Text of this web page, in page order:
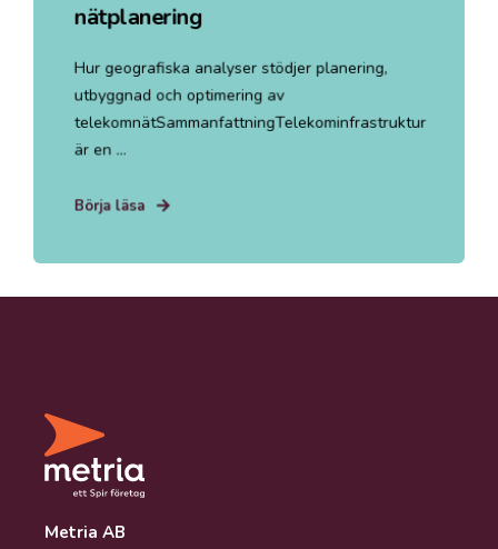
nätplanering
Hur geografiska analyser stödjer planering,
utbyggnad och optimering av
telekomnätSammanfattningTelekominfrastruktur
är en ...
Börja läsa
Metria AB